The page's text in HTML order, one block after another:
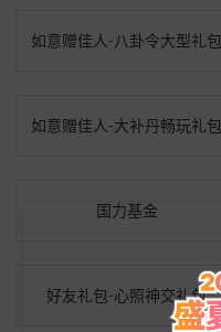
如意赠佳人-八卦令大型礼包
如意赠佳人-大补丹畅玩礼包
国力基金
好友礼包-心照神交礼包